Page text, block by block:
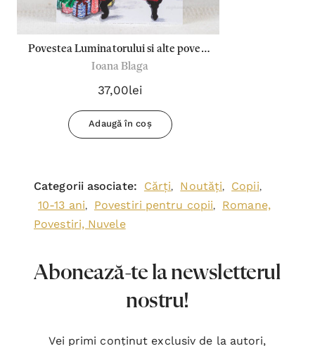
Povestea Luminatorului si alte povesti
de Craciun - Ioana Blaga
Ioana Blaga
37,00lei
Adaugă în coș
Categorii asociate: Cărți, Noutăți, Copii,
10-13 ani, Povestiri pentru copii,
Romane,
Povestiri, Nuvele
Abonează-te la newsletterul
nostru!
Vei primi conținut exclusiv de la autori,